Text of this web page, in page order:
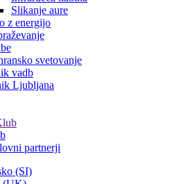
Slikanje aure
z energijo
svetovanje
vadb
Ljubljana
partnerji